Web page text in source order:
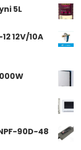
5L
12V/10A
90D-48